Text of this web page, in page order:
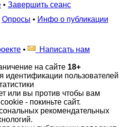
• Завершить сеанс
Опросы • Инфо о публикации
• Написать нам
на сайте 18+
идентификации пользователей
или вы против чтобы вам
- покиньте сайт.
рекомендательных